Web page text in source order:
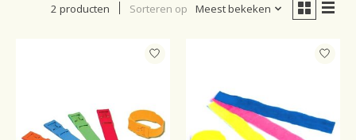
2 producten Sorteren op Meest bekeken